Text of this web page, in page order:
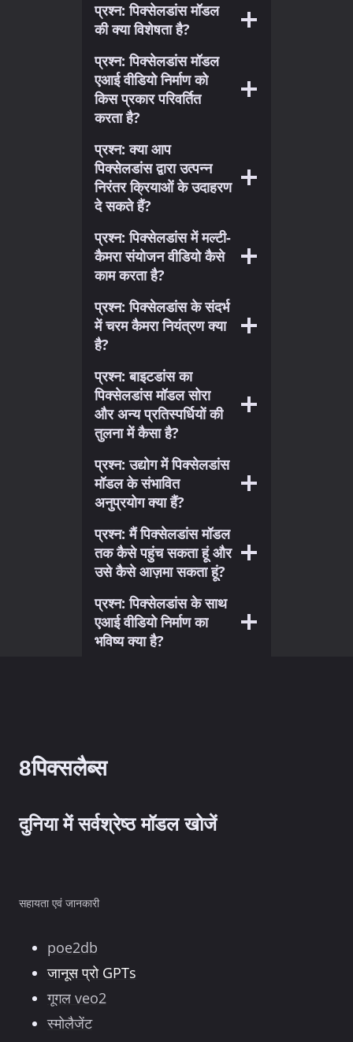
प्रश्न: पिक्सेलडांस मॉडल
की क्या विशेषता है?
प्रश्न: पिक्सेलडांस मॉडल
एआई वीडियो निर्माण को
किस प्रकार परिवर्तित
करता है?
प्रश्न: क्या आप
पिक्सेलडांस द्वारा उत्पन्न
निरंतर क्रियाओं के उदाहरण
दे सकते हैं?
प्रश्न: पिक्सेलडांस में मल्टी-
कैमरा संयोजन वीडियो कैसे
काम करता है?
प्रश्न: पिक्सेलडांस के संदर्भ
में चरम कैमरा नियंत्रण क्या
है?
प्रश्न: बाइटडांस का
पिक्सेलडांस मॉडल सोरा
और अन्य प्रतिस्पर्धियों की
तुलना में कैसा है?
प्रश्न: उद्योग में पिक्सेलडांस
मॉडल के संभावित
अनुप्रयोग क्या हैं?
प्रश्न: मैं पिक्सेलडांस मॉडल
तक कैसे पहुंच सकता हूं और
उसे कैसे आज़मा सकता हूं?
प्रश्न: पिक्सेलडांस के साथ
एआई वीडियो निर्माण का
भविष्य क्या है?
8पिक्सलैब्स
दुनिया में सर्वश्रेष्ठ मॉडल खोजें
सहायता एवं जानकारी
poe2db
जानूस प्रो GPTs
गूगल veo2
स्मोलैजेंट